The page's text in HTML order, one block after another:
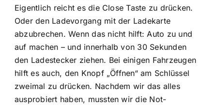
Eigentlich reicht es die Close Taste zu drücken.
Oder den Ladevorgang mit der Ladekarte
abzubrechen. Wenn das nicht hilft: Auto zu und
auf machen – und innerhalb von 30 Sekunden
den Ladestecker ziehen. Bei einigen Fahrzeugen
hilft es auch, den Knopf „Öffnen“ am Schlüssel
zweimal zu drücken. Nachdem wir das alles
ausprobiert haben, mussten wir die Not-